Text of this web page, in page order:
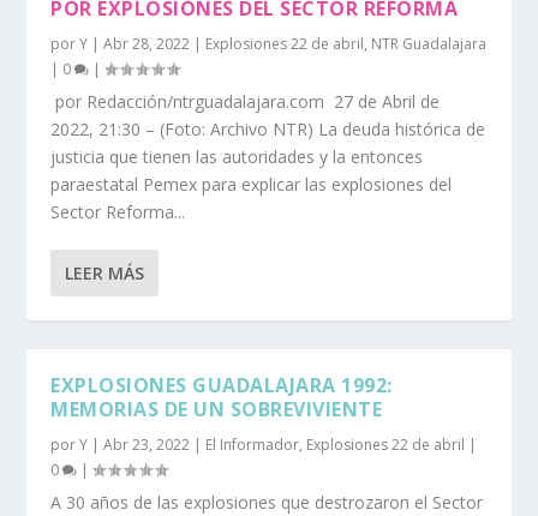
POR EXPLOSIONES DEL SECTOR REFORMA
porY |Abr 28, 2022 | Explosiones 22 de abril, NTR Guadalajara
| 0 |
por Redacción/ntrguadalajara.com 27 de Abril de
2022, 21:30 – (Foto: Archivo NTR) La deuda histórica de
justicia que tienen las autoridades y la entonces
paraestatal Pemex para explicar las explosiones del
Sector Reforma...
LEER MÁS
EXPLOSIONES GUADALAJARA 1992:
MEMORIAS DE UN SOBREVIVIENTE
porY |Abr 23, 2022 | El Informador, Explosiones 22 de abril |
0
|
A 30 años de las explosiones que destrozaron el Sector